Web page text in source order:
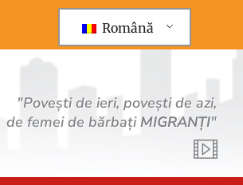
Română
"Povești de ieri, povești de azi,
de femei de bărbațiMIGRANȚI"